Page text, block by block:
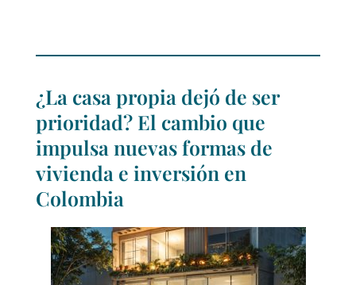
¿La casa propia dejó de ser
prioridad? El cambio que
impulsa nuevas formas de
vivienda e inversión en
Colombia